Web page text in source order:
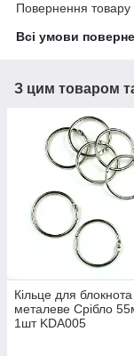
Повернення товару
Всі умови
З цим товаром
Кільце для блокнота
металеве Срібло
1шт KDA005